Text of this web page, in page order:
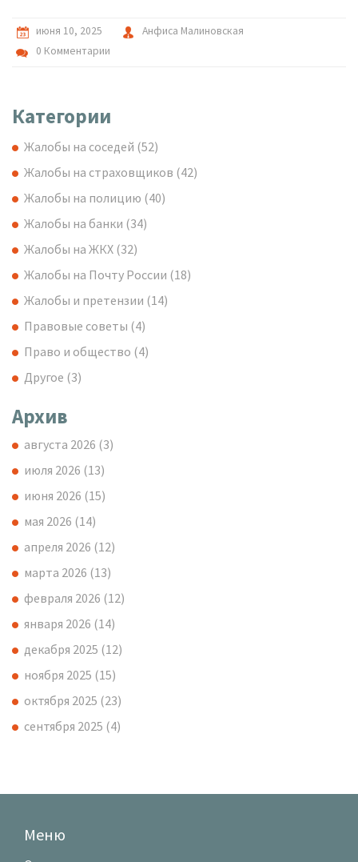
июня 10, 2025
Анфиса Малиновская
0 Комментарии
Категории
Жалобы на соседей (52)
Жалобы на страховщиков (42)
Жалобы на полицию (40)
Жалобы на банки (34)
Жалобы на ЖКХ (32)
Жалобы на Почту России (18)
Жалобы и претензии (14)
Правовые советы (4)
Право и общество (4)
Другое (3)
Архив
августа 2026 (3)
июля 2026 (13)
июня 2026 (15)
мая 2026 (14)
апреля 2026 (12)
марта 2026 (13)
февраля 2026 (12)
января 2026 (14)
декабря 2025 (12)
ноября 2025 (15)
октября 2025 (23)
сентября 2025 (4)
Меню